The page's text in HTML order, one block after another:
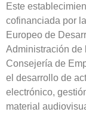
Este
cofinanciada por
Europeo de
Administración de
Consejería de
el desarrollo de
electrónico,
material